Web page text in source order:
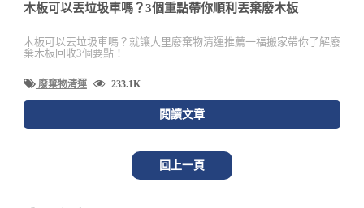
木板可以丟垃圾車嗎？3個重點帶你順利丟棄廢木板
木板可以丟垃圾車嗎？就讓大里廢棄物清運推薦一福搬家帶你了解廢
棄木板回收3個要點！
廢棄物清運 233.1K
閱讀文章
回上一頁